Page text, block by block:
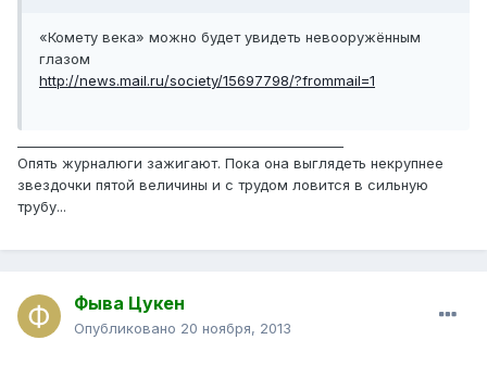
«Комету века» можно будет увидеть невооружённым
глазом
http://news.mail.ru/society/15697798/?frommail=1
Опять журналюги зажигают. Пока она выглядеть некрупнее
звездочки пятой величины и с трудом ловится в сильную
трубу...
Фыва Цукен
Опубликовано 20 ноября, 2013